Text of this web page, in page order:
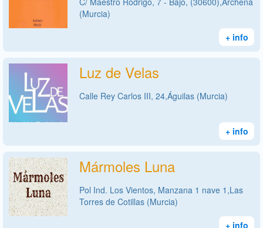
(Murcia)
+ info
Luz de Velas
Calle Rey Carlos III, 24,Águilas (Murcia)
+ info
Mármoles Luna
Pol Ind. Los Vientos, Manzana 1 nave 1,Las
Torres de Cotillas (Murcia)
+ info